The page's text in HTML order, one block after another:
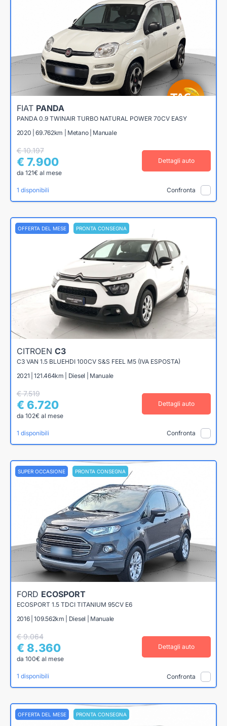
FIAT PANDA
PANDA 0.9 TWINAIR TURBO NATURAL POWER 70CV EASY
2020 | 69.762km | Metano | Manuale
€ 10.197
€ 7.900
da 121€ al mese
Dettagli auto
1 disponibili Confronta
OFFERTA DEL MESE PRONTA CONSEGNA
CITROEN C3
C3 VAN 1.5 BLUEHDI 100CV S&S FEEL M5 (IVA ESPOSTA)
2021 | 121.464km | Diesel | Manuale
€ 7.519
€ 6.720
da 102€ al mese
Dettagli auto
1 disponibili Confronta
SUPER OCCASIONE PRONTA CONSEGNA
FORD ECOSPORT
ECOSPORT 1.5 TDCI TITANIUM 95CV E6
2016 | 109.562km | Diesel | Manuale
€ 9.064
€ 8.360
da 100€ al mese
Dettagli auto
1 disponibili Confronta
OFFERTA DEL MESE PRONTA CONSEGNA